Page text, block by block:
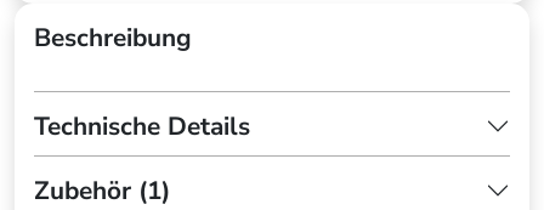
Beschreibung
Technische Details
Zubehör (1)